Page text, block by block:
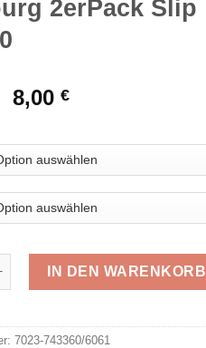
2erPack Slip
Ursprünglicher
war:
17,99 €
8,00€Aktueller
ist:
8,00 €.
Slip 743360 Menge
IN DEN WARENKORB
7023-743360/6061